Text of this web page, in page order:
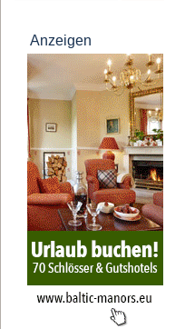
Anzeigen